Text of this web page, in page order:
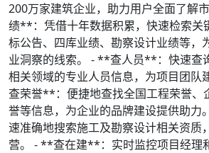
200万家建筑企业，助力用户全面了解
绩**：凭借十年数据积累，快速检索关
标公告、四库业绩、勘察设计业绩等，
业洞察的线索。 - **查人员**：快速查
相关领域的专业人员信息，为项目团队
查荣誉**：便捷地查找全国工程荣誉、
誉等信息，为企业的品牌建设提供助
速准确地搜索施工及勘察设计相关资质
营。 - **查在建**：实时监控项目经理